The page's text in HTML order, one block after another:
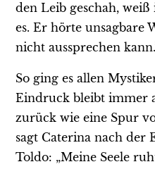
den Leib geschah,
es. Er hörte unsagbare
nicht aussprechen
So ging es allen
Eindruck bleibt immer
zurück wie eine Spur
sagt Caterina nach der
Toldo: „Meine Seele